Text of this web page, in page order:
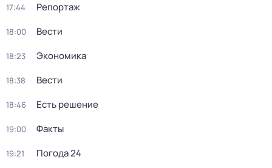
17:44 Репортаж
18:00 Вести
18:23 Экономика
18:38 Вести
18:46 Есть решение
19:00 Факты
19:21 Погода 24